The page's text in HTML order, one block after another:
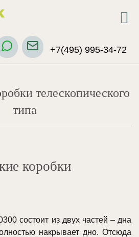
+7(495) 995-34-72
телескопического
типа
коробки
состоит из двух частей – дна
накрывает дно. Отсюда